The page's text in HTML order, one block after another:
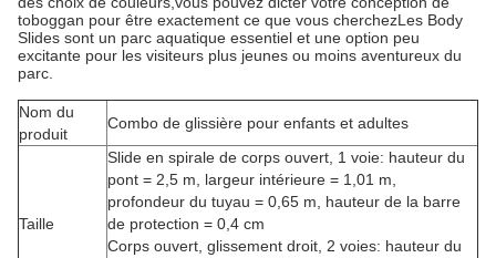
toboggan pour être exactement ce que vous cherchezLes Body
Slides sont un parc aquatique essentiel et une option peu
excitante pour les visiteurs plus jeunes ou moins aventureux du
parc.
Nom du
produit
Combo de glissière pour enfants et adultes
Taille
Slide en spirale de corps ouvert, 1 voie: hauteur du
pont = 2,5 m, largeur intérieure = 1,01 m,
profondeur du tuyau = 0,65 m, hauteur de la barre
de protection = 0,4 cm
Corps ouvert, glissement droit, 2 voies: hauteur du